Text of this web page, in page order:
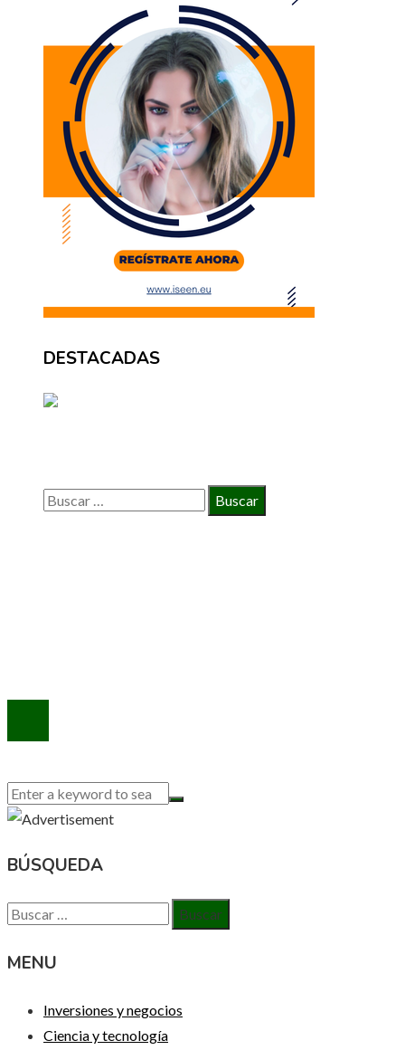
DESTACADAS
Buscar:
BÚSQUEDA
Buscar:
MENU
Inversiones y negocios
Ciencia y tecnología